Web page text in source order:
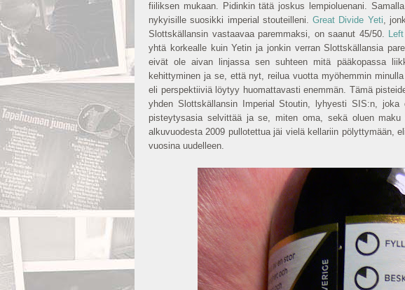
fiiliksen mukaan. Pidinkin tätä joskus lempioluenani.
nykyisille suosikki imperial stouteilleni.Great Divide Yeti,
Slottskällansin vastaavaa paremmaksi, on saanut 45/50.
yhtä korkealle kuin Yetin ja jonkin verran Slottskällansia
eivät ole aivan linjassa sen suhteen mitä pääkopassa
kehittyminen ja se, että nyt, reilua vuotta myöhemmin
eli perspektiiviä löytyy huomattavasti enemmän. Tämä
yhden Slottskällansin Imperial Stoutin, lyhyesti SIS:n,
pisteytysasia selvittää ja se, miten oma, sekä oluen
alkuvuodesta 2009 pullotettua jäi vielä kellariin pölyttymään,
vuosina uudelleen.